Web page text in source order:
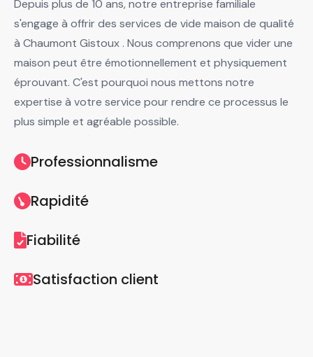
Depuis plus de 10 ans, notre entreprise familiale
s'engage à offrir des services de vide maison de qualité
à Chaumont Gistoux . Nous comprenons que vider une
maison peut être émotionnellement et physiquement
éprouvant. C'est pourquoi nous mettons notre
expertise à votre service pour rendre ce processus le
plus simple et agréable possible.
Professionnalisme
Rapidité
Fiabilité
Satisfaction client